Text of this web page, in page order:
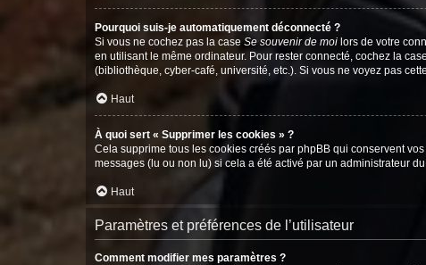
Pourquoi suis-je automatiquement déconnecté ?
Si vous ne cochez pas la case Se souvenir de moi lors de votre
en utilisant le même ordinateur. Pour rester connecté, cochez la case
(bibliothèque, cyber-café, université, etc.). Si vous ne voyez pas
Haut
À quoi sert « Supprimer les cookies » ?
Cela supprime tous les cookies créés par phpBB qui conservent
messages (lu ou non lu) si cela a été activé par un administrateur
Haut
Paramètres et préférences de l’utilisateur
Comment modifier mes paramètres ?